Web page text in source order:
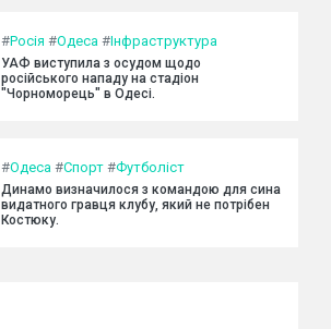
#Росія #Одеса #Інфраструктура
УАФ виступила з осудом щодо
російського нападу на стадіон
"Чорноморець" в Одесі.
#Одеса #Спорт #Футболіст
Динамо визначилося з командою для сина
видатного гравця клубу, який не потрібен
Костюку.